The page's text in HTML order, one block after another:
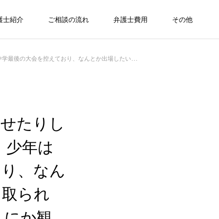
士紹介 ご相談の流れ 弁護士費用 その他
なるため、どうにか観護措置の開始時期をずらすことができないかということで悩んでいた
たりし
少年は
、なん
られ